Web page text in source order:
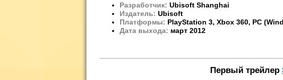
Разработчик: Ubisoft Shanghai
Издатель: Ubisoft
Платформы: PlayStation 3, Xbox 360, PC
Дата выхода: март 2012
Первый трейлер